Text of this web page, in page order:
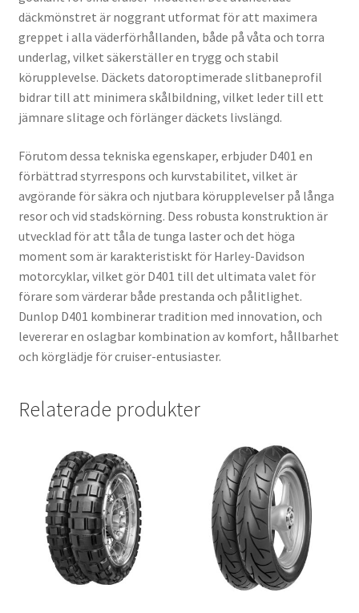
däckmönstret är noggrant utformat för att maximera
greppet i alla väderförhållanden, både på våta och torra
underlag, vilket säkerställer en trygg och stabil
körupplevelse. Däckets datoroptimerade slitbaneprofil
bidrar till att minimera skålbildning, vilket leder till ett
jämnare slitage och förlänger däckets livslängd.
Förutom dessa tekniska egenskaper, erbjuder D401 en
förbättrad styrrespons och kurvstabilitet, vilket är
avgörande för säkra och njutbara körupplevelser på långa
resor och vid stadskörning. Dess robusta konstruktion är
utvecklad för att tåla de tunga laster och det höga
moment som är karakteristiskt för Harley-Davidson
motorcyklar, vilket gör D401 till det ultimata valet för
förare som värderar både prestanda och pålitlighet.
Dunlop D401 kombinerar tradition med innovation, och
levererar en oslagbar kombination av komfort, hållbarhet
och körglädje för cruiser-entusiaster.
Relaterade produkter